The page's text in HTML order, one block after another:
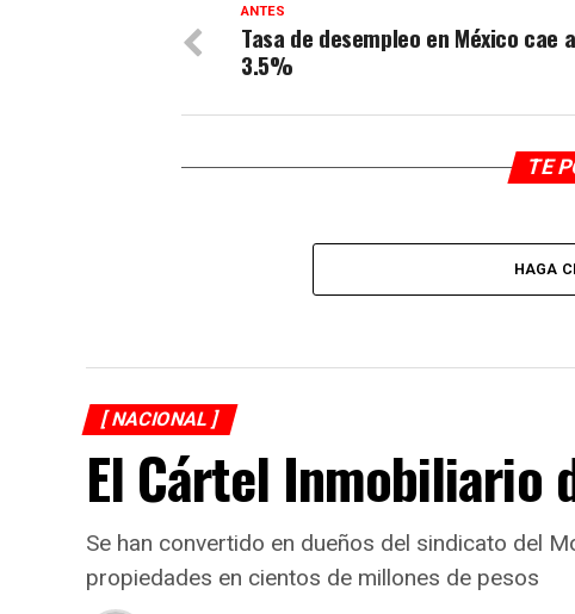
ANTES
Tasa de desempleo en México cae a
3.5%
TE
HAGA
[ NACIONAL ]
El Cártel Inmobiliario
Se han convertido en dueños del sindicato del
propiedades en cientos de millones de pesos